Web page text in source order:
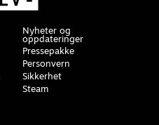
Nyheter og
oppdateringer
Pressepakke
Personvern
Sikkerhet
Steam